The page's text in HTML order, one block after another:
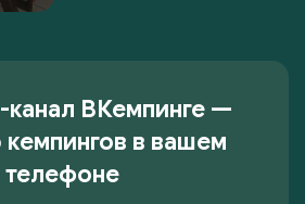
канал ВКемпинге —
кемпингов в вашем
телефоне